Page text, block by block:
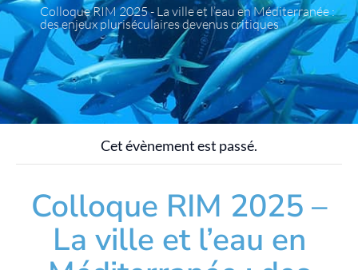
Colloque RIM 2025 - La ville et l’eau en Méditerranée :
des enjeux pluriséculaires devenus critiques
Cet évènement est passé.
Colloque RIM 2025 –
La ville et l’eau en